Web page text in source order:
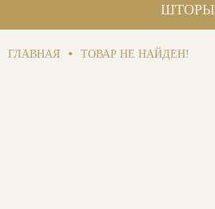
ШТОРЫ
ГЛАВНАЯ • ТОВАР НЕ НАЙДЕН!